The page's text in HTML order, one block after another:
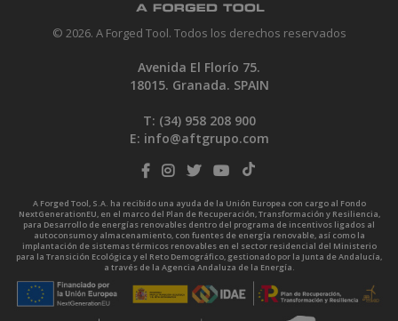
© 2026. A Forged Tool. Todos los derechos reservados
Avenida El Florío 75.
18015. Granada. SPAIN
T: (34) 958 208 900
E: info@aftgrupo.com
A Forged Tool, S.A. ha recibido una ayuda de la Unión Europea con cargo al Fondo
NextGenerationEU, en el marco del Plan de Recuperación, Transformación y Resiliencia,
para Desarrollo de energías renovables dentro del programa de incentivos ligados al
autoconsumo y almacenamiento, con fuentes de energía renovable, así como la
implantación de sistemas térmicos renovables en el sector residencial del Ministerio
para la Transición Ecológica y el Reto Demográfico, gestionado por la Junta de Andalucía,
a través de la Agencia Andaluza de la Energía.